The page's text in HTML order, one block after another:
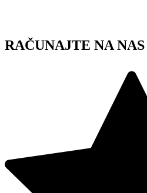
RAČUNAJTE NA NAS